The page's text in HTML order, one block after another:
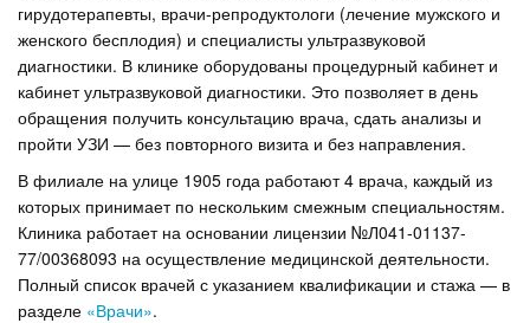
гирудотерапевты, врачи-репродуктологи (лечение мужского и
женского бесплодия) и специалисты ультразвуковой
диагностики. В клинике оборудованы процедурный кабинет и
кабинет ультразвуковой диагностики. Это позволяет в день
обращения получить консультацию врача, сдать анализы и
пройти УЗИ — без повторного визита и без направления.
В филиале на улице 1905 года работают 4 врача, каждый из
которых принимает по нескольким смежным специальностям.
Клиника работает на основании лицензии №Л041-01137-
77/00368093 на осуществление медицинской деятельности.
Полный список врачей с указанием квалификации и стажа — в
разделе «Врачи».